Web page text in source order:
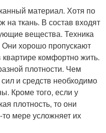
материал. Хотя по
ткань. В состав входят
вещества. Техника
Они хорошо пропускают
квартире комфортно жить.
плотности. Чем
и средств необходимо
Кроме того, если у
плотность, то они
мере усложняет их